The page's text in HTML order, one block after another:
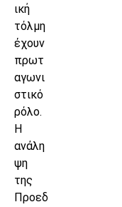
ική
τόλμη
έχουν
πρωτ
αγωνι
στικό
ρόλο.
Η
ανάλη
ψη
της
Προεδ